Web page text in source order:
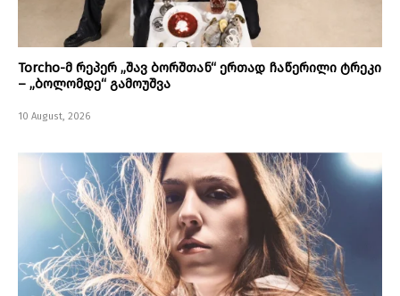
Torcho-მ რეპერ „შავ ბორშთან“ ერთად ჩაწერილი ტრეკი
– „ბოლომდე“ გამოუშვა
10 August, 2026